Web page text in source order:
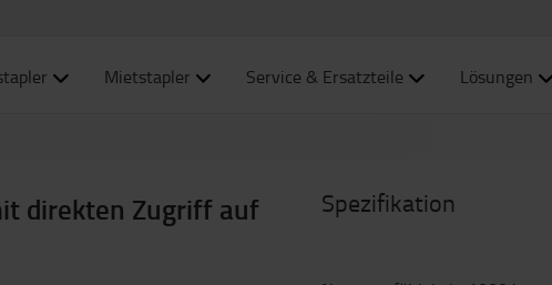
Mietstapler Service & Ersatzteile Lösungen
direkten Zugriff auf
Spezifikation